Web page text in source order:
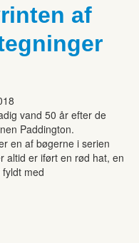
af
vand 50 år efter de
Paddington.
en af bøgerne i serien
altid er iført en rød hat, en
med